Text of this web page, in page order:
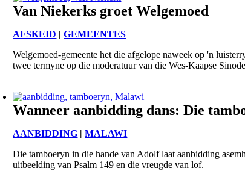
Van Niekerks groet Welgemoed
AFSKEID |GEMEENTES
Welgemoed-gemeente het die afgelope naweek op 'n
twee termyne op die moderatuur van die Wes-Kaapse
Wanneer aanbidding dans: Die
AANBIDDING |MALAWI
Die tamboeryn in die hande van Adolf laat aanbidding
uitbeelding van Psalm 149 en die vreugde van lof.